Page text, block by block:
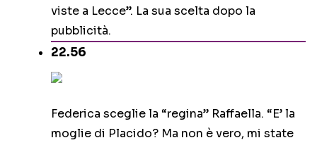
viste a Lecce”. La sua scelta dopo la
pubblicità.
22.56
Federica sceglie la “regina” Raffaella. “E’ la
moglie di Placido? Ma non è vero, mi state